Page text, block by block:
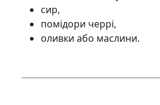
сир,
помідори черрі,
оливки або маслини.